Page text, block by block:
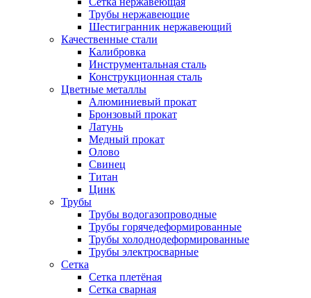
Трубы нержавеющие
Шестигранник нержавеющий
Качественные стали
Калибровка
Инструментальная сталь
Конструкционная сталь
Цветные металлы
Алюминиевый прокат
Бронзовый прокат
Латунь
Медный прокат
Олово
Свинец
Титан
Цинк
Трубы
Трубы водогазопроводные
Трубы горячедеформированные
Трубы холоднодеформированные
Трубы электросварные
Сетка
Сетка плетёная
Сетка сварная